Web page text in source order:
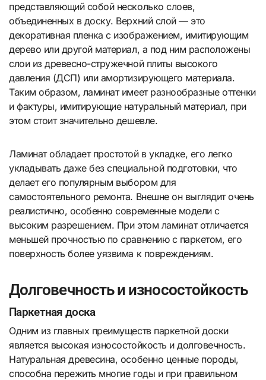
представляющий собой несколько слоев,
объединенных в доску. Верхний слой — это
декоративная пленка с изображением, имитирующим
дерево или другой материал, а под ним расположены
слои из древесно-стружечной плиты высокого
давления (ДСП) или амортизирующего материала.
Таким образом, ламинат имеет разнообразные оттенки
и фактуры, имитирующие натуральный материал, при
этом стоит значительно дешевле.
Ламинат обладает простотой в укладке, его легко
укладывать даже без специальной подготовки, что
делает его популярным выбором для
самостоятельного ремонта. Внешне он выглядит очень
реалистично, особенно современные модели с
высоким разрешением. При этом ламинат отличается
меньшей прочностью по сравнению с паркетом, его
поверхность более уязвима к повреждениям.
Долговечность и износостойкость
Паркетная доска
Одним из главных преимуществ паркетной доски
является высокая износостойкость и долговечность.
Натуральная древесина, особенно ценные породы,
способна пережить многие годы и при правильном